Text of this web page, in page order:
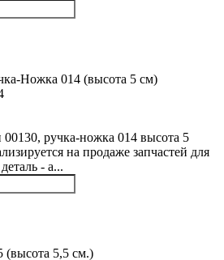
ручка-ножка 014 высота 5
на продаже запчастей для
- а...